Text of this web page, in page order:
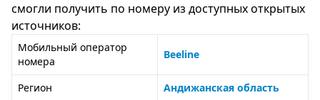
смогли получить по номеру из доступных открытых
источников:
Мобильный оператор
номера
Beeline
Регион
Андижанская область